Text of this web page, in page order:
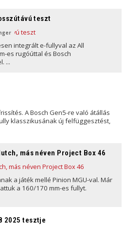
teszt
integrált e-fullyval az All
es rugóúttal és Bosch
...
A Bosch Gen5-re való átállás
klasszikusának új felfüggesztést,
más néven Project Box 46
a játék mellé Pinion MGU-val. Már
a 160/170 mm-es fullyt.
2025 tesztje